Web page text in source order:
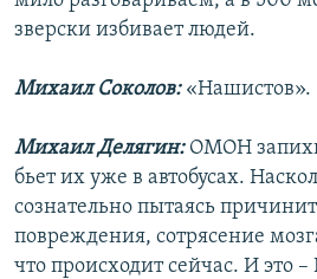
зверски избивает людей.
Михаил Соколов:«Нашистов».
Михаил Делягин:ОМОН
бьет их уже в автобусах.
сознательно пытаясь
повреждения, сотрясение
что происходит сейчас. И это –